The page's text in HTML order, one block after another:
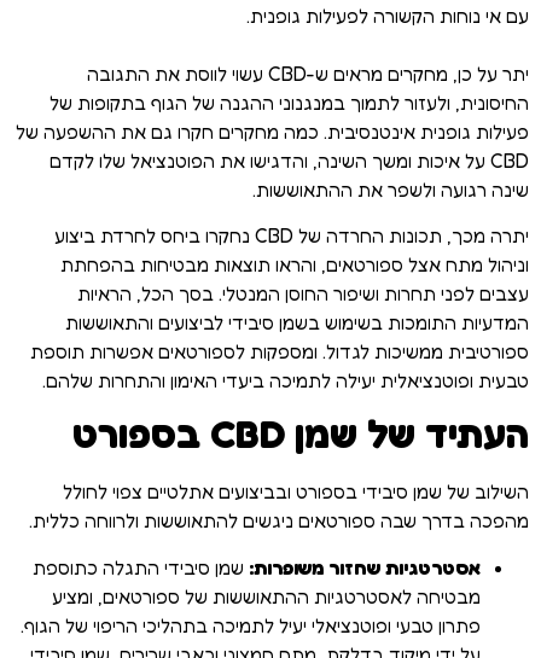
עם אי נוחות הקשורה לפעילות גופנית.
יתר על כן, מחקרים מראים ש-CBD עשוי לווסת את התגובה
החיסונית, ולעזור לתמוך במנגנוני ההגנה של הגוף בתקופות של
פעילות גופנית אינטנסיבית. כמה מחקרים חקרו גם את ההשפעה של
CBD על איכות ומשך השינה, והדגישו את הפוטנציאל שלו לקדם
שינה רגועה ולשפר את ההתאוששות.
יתרה מכך, תכונות החרדה של CBD נחקרו ביחס לחרדת ביצוע
וניהול מתח אצל ספורטאים, והראו תוצאות מבטיחות בהפחתת
עצבים לפני תחרות ושיפור החוסן המנטלי. בסך הכל, הראיות
המדעיות התומכות בשימוש בשמן סיבידי לביצועים והתאוששות
ספורטיבית ממשיכות לגדול. ומספקות לספורטאים אפשרות תוספת
טבעית ופוטנציאלית יעילה לתמיכה ביעדי האימון והתחרות שלהם.
העתיד של שמן CBD בספורט
השילוב של שמן סיבידי בספורט ובביצועים אתלטיים צפוי לחולל
מהפכה בדרך שבה ספורטאים ניגשים להתאוששות ולרווחה כללית.
אסטרטגיות שחזור משופרות: שמן סיבידי התגלה כתוספת
מבטיחה לאסטרטגיות ההתאוששות של ספורטאים, ומציע
פתרון טבעי ופוטנציאלי יעיל לתמיכה בתהליכי הריפוי של הגוף.